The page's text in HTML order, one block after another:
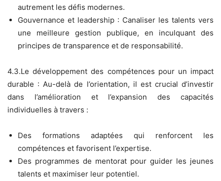
autrement les défis modernes.
Gouvernance et leadership : Canaliser les talents vers
une meilleure gestion publique, en inculquant des
principes de transparence et de responsabilité.
4.3.Le développement des compétences pour un impact
durable : Au-delà de l’orientation, il est crucial d’investir
dans l’amélioration et l’expansion des capacités
individuelles à travers :
Des formations adaptées qui renforcent les
compétences et favorisent l’expertise.
Des programmes de mentorat pour guider les jeunes
talents et maximiser leur potentiel.